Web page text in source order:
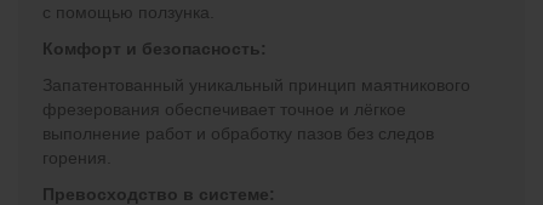
с помощью ползунка.
Комфорт и безопасность:
Запатентованный уникальный принцип маятникового
фрезерования обеспечивает точное и лёгкое
выполнение работ и обработку пазов без следов
горения.
Превосходство в системе: